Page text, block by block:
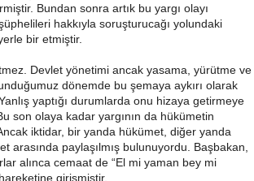
Bundan sonra artık bu yargı olayı
hakkıyla soruşturucağı yolundaki
bir etmiştir.
Devlet yönetimi ancak yasama, yürütme ve
dönemde bu şemaya aykırı olarak
yaptığı durumlarda onu hizaya getirmeye
son olaya kadar yargının da hükümetin
iktidar, bir yanda hükümet, diğer yanda
arasında paylaşılmış bulunuyordu. Başbakan,
alınca cemaat de “El mi yaman bey mi
girişmiştir.